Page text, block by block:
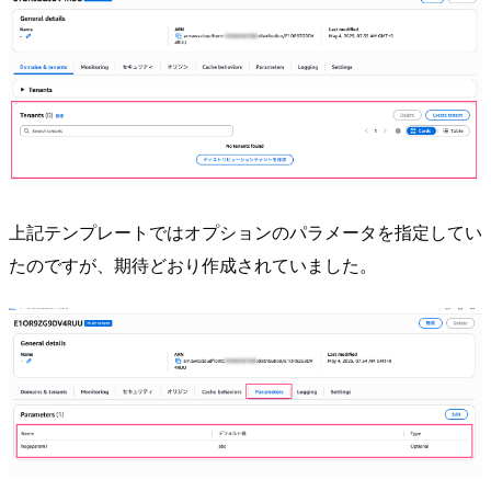
上記テンプレートではオプションのパラメータを指定してい
たのですが、期待どおり作成されていました。